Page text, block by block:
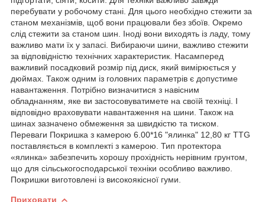
перебувати у робочому стані. Для цього необхідно стежити за
станом механізмів, щоб вони працювали без збоїв. Окремо
слід стежити за станом шин. Іноді вони виходять із ладу, тому
важливо мати їх у запасі. Вибираючи шини, важливо стежити
за відповідністю технічних характеристик. Насамперед
важливий посадковий розмір під диск, який вимірюється у
дюймах. Також одним із головних параметрів є допустиме
навантаження. Потрібно визначитися з навісним
обладнанням, яке ви застосовуватимете на своїй техніці. І
відповідно враховувати навантаження на шини. Також на
шинах зазначено обмеження за швидкістю та тиском.
Переваги Покришка з камерою 6.00*16 "ялинка" 12,80 кг TTG
поставляється в комплекті з камерою. Тип протектора
«ялинка» забезпечить хорошу прохідність нерівним грунтом,
що для сільськогосподарської техніки особливо важливо.
Покришки виготовлені із високоякісної гуми.
Приховати